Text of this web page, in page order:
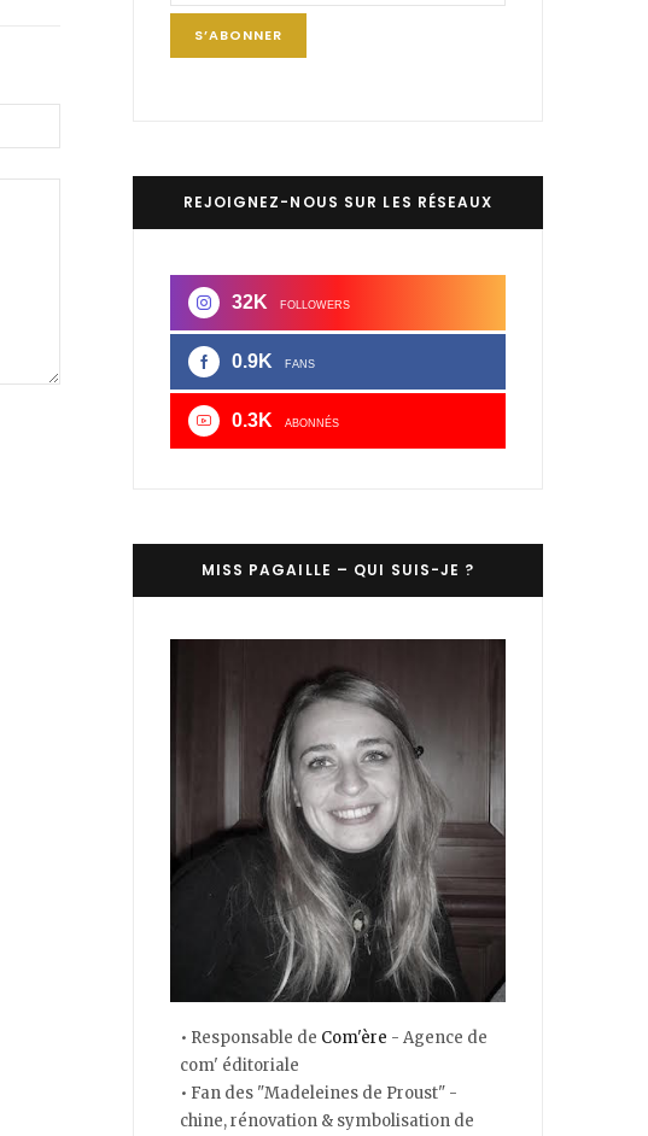
REJOIGNEZ-NOUS SUR LES RÉSEAUX
32K FOLLOWERS
0.9K FANS
0.3K ABONNÉS
MISS PAGAILLE – QUI SUIS-JE ?
• Responsable de Com'ère - Agence de
com' éditoriale
• Fan des "Madeleines de Proust" -
chine, rénovation & symbolisation de